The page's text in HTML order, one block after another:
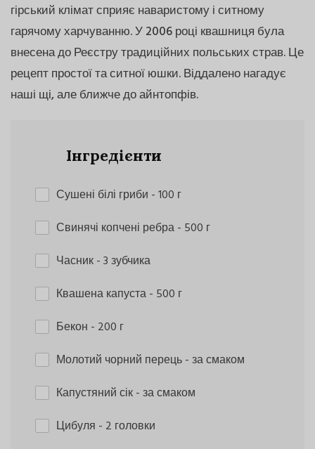
гірський клімат сприяє наваристому і ситному
гарячому харчуванню. У 2006 році квашниця була
внесена до Реєстру традиційних польських страв. Це
рецепт простої та ситної юшки. Віддалено нагадує
наші щі, але ближче до айнтопфів.
Інгредієнти
Сушені білі гриби - 100 г
Свинячі копчені ребра- 500 г
Часник- 3 зубчика
Квашена капуста- 500 г
Бекон - 200 г
Молотий чорний перець- за смаком
Капустяний сік- за смаком
Цибуля - 2 головки